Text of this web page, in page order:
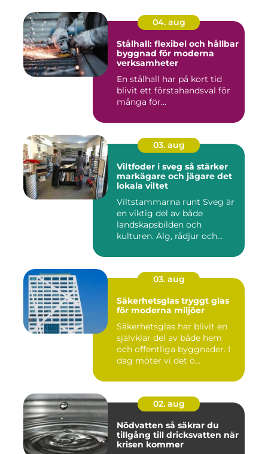
04. aug
Stålhall: flexibel och hållbar
byggnad för moderna
verksamheter
En stålhall har på kort tid
blivit ett förstahandsval för
många för...
03. aug
Viltfoder i sveg så stärker
markägare och jägare det
lokala viltet
Viltstammarna runt Sveg är
en viktig del av både
landskapsbilden och
kulturen. Älg, rådjur och
03. aug
Säkerhetsglas tryggt glas
för moderna miljöer
Säkerhetsglas har blivit en
självklar del av både hem
och offentliga byggnader. I
dag möter vi det ö...
02. aug
Nödvatten så säkrar du
tillgång till dricksvatten när
krisen kommer